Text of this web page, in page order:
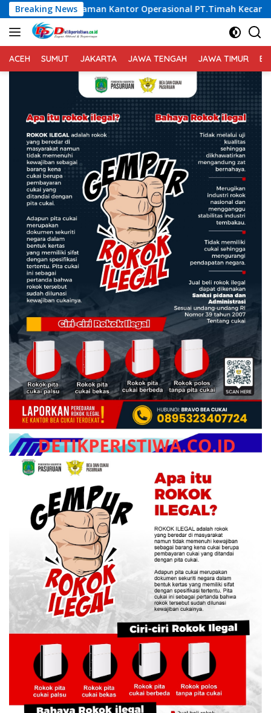
Langsung
ke
konten
Breaking News
Kantor Operasional PT.Timah Kecamatan Gantung.
ACEH SUMUT JAKARTA JAWA TENGAH JAWA TIMUR